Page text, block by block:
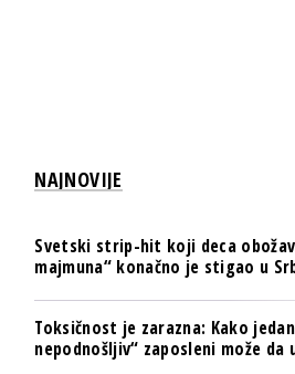
NAJNOVIJE
Svetski strip-hit koji deca
majmuna“ konačno je stigao u
Toksičnost je zarazna: Kako
nepodnošljiv“ zaposleni može